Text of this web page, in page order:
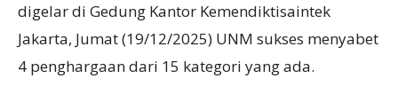
digelar di Gedung Kantor Kemendiktisaintek
Jakarta, Jumat (19/12/2025) UNM sukses menyabet
4 penghargaan dari 15 kategori yang ada.